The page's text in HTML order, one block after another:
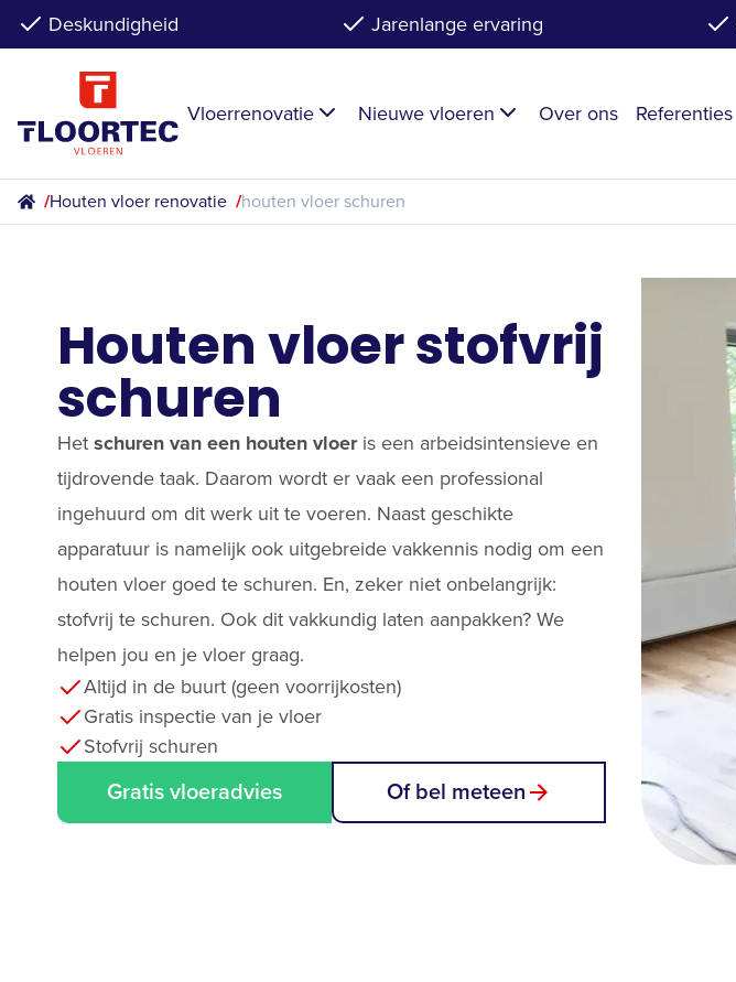
Deskundigheid Jarenlange ervaring
Vloerrenovatie Nieuwe vloeren Over ons Referenties
/Houten vloer renovatie /houten vloer schuren
Houten vloer stofvrij
schuren
Het schuren van een houten vloeris een arbeidsintensieve en
tijdrovende taak. Daarom wordt er vaak een professional
ingehuurd om dit werk uit te voeren. Naast geschikte
apparatuur is namelijk ook uitgebreide vakkennis nodig om een
houten vloer goed te schuren. En, zeker niet onbelangrijk:
stofvrij te schuren. Ook dit vakkundig laten aanpakken? We
helpen jou en je vloer graag.
Altijd in de buurt (geen voorrijkosten)
Gratis inspectie van je vloer
Stofvrij schuren
Gratis vloeradvies Of bel meteen